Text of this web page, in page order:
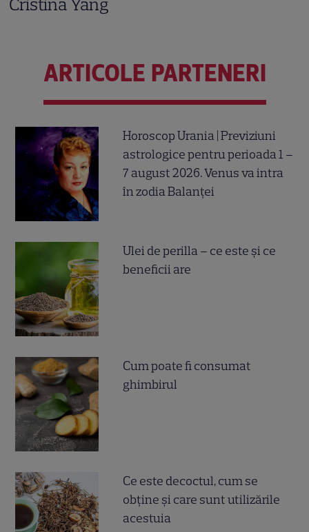
Cristina Yang
ARTICOLE PARTENERI
Horoscop Urania | Previziuni
astrologice pentru perioada 1 –
7 august 2026. Venus va intra
în zodia Balanței
Ulei de perilla – ce este și ce
beneficii are
Cum poate fi consumat
ghimbirul
Ce este decoctul, cum se
obţine şi care sunt utilizările
acestuia